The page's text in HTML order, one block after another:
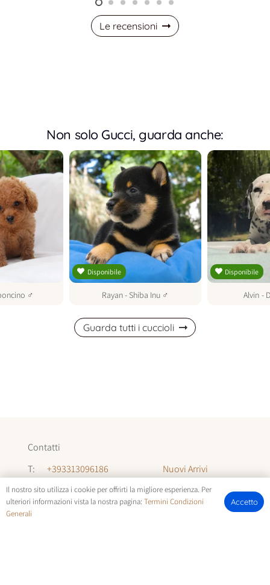
Le recensioni
Non solo Gucci, guarda anche:
♂
Disponibile
Rayan- Shiba Inu ♂
Disponibile
Alvin -
Guarda tutti i cuccioli
Contatti
T:
+393313096186
T:
+393294142035
E:
Nuovi Arrivi
Informazioni
Chi Siamo
Il nostro sito utilizza i cookie per offrirti la migliore esperienza. Per
ulteriori informazioni vista la nostra pagina: Termini Condizioni
Generali
Accetto